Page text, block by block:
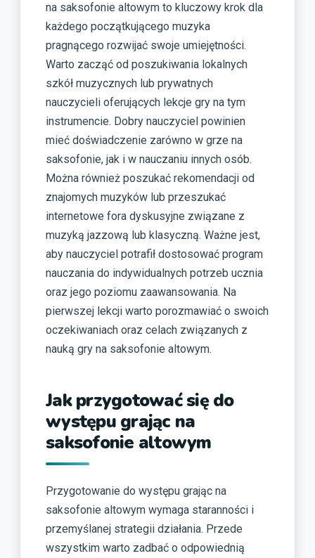
na saksofonie altowym to kluczowy krok dla
każdego początkującego muzyka
pragnącego rozwijać swoje umiejętności.
Warto zacząć od poszukiwania lokalnych
szkół muzycznych lub prywatnych
nauczycieli oferujących lekcje gry na tym
instrumencie. Dobry nauczyciel powinien
mieć doświadczenie zarówno w grze na
saksofonie, jak i w nauczaniu innych osób.
Można również poszukać rekomendacji od
znajomych muzyków lub przeszukać
internetowe fora dyskusyjne związane z
muzyką jazzową lub klasyczną. Ważne jest,
aby nauczyciel potrafił dostosować program
nauczania do indywidualnych potrzeb ucznia
oraz jego poziomu zaawansowania. Na
pierwszej lekcji warto porozmawiać o swoich
oczekiwaniach oraz celach związanych z
nauką gry na saksofonie altowym.
Jak przygotować się do
występu grając na
saksofonie altowym
Przygotowanie do występu grając na
saksofonie altowym wymaga staranności i
przemyślanej strategii działania. Przede
wszystkim warto zadbać o odpowiednią